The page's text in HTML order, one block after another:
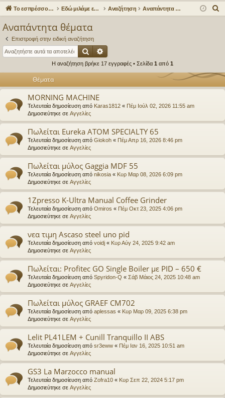
γο
συ
Συ
ις
δε ρα
Το εσπρέσσο στα ηλεκτρονικά! Εδώ μιλάμε ελεύθερα για τον καφέ! Αναζήτηση Αναπάντητα θέματα
η
σ
Αναπάντητα θέματα
Επιστροφή στην ειδική αναζήτηση
Αναζήτηση
Η αναζήτηση βρήκε 17 εγγραφές • Σελίδα 1 από 1
Θέματα
MORNING MACHINE
Τελευταία δημοσίευση από Karas1812 « Πέμ Ιούλ 02, 2026 11:55 am
Δημοσιεύτηκε σε Αγγελίες
Πωλείται Eureka ATOM SPECIALTY 65
Τελευταία δημοσίευση από Giokoh « Πέμ Απρ 16, 2026 8:46 pm
Δημοσιεύτηκε σε Αγγελίες
Πωλείται μύλος Gaggia MDF 55
Τελευταία δημοσίευση από nikosia « Κυρ Μαρ 08, 2026 6:09 pm
Δημοσιεύτηκε σε Αγγελίες
1Zpresso K-Ultra Manual Coffee Grinder
Τελευταία δημοσίευση από Omiros « Πέμ Οκτ 23, 2025 4:06 pm
Δημοσιεύτηκε σε Αγγελίες
νεα τιμη Ascaso steel uno pid
Τελευταία δημοσίευση από voidj « Κυρ Αύγ 24, 2025 9:42 am
Δημοσιεύτηκε σε Αγγελίες
Πωλείται: Profitec GO Single Boiler με PID – 650 €
Τελευταία δημοσίευση από Spyridon-Q « Σάβ Μάιος 24, 2025 10:48 am
Δημοσιεύτηκε σε Αγγελίες
Πωλείται μύλος GRAEF CM702
Τελευταία δημοσίευση από aplessas « Κυρ Μαρ 09, 2025 6:38 pm
Δημοσιεύτηκε σε Αγγελίες
Lelit PL41LEM + Cunill Tranquillo II ABS
Τελευταία δημοσίευση από sr3eww « Πέμ Ιαν 16, 2025 10:51 am
Δημοσιεύτηκε σε Αγγελίες
GS3 La Marzocco manual
Τελευταία δημοσίευση από Zofra10 « Κυρ Σεπ 22, 2024 5:17 pm
Δημοσιεύτηκε σε Αγγελίες